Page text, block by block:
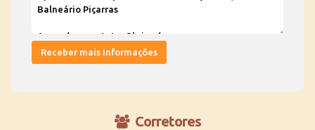
Corretores